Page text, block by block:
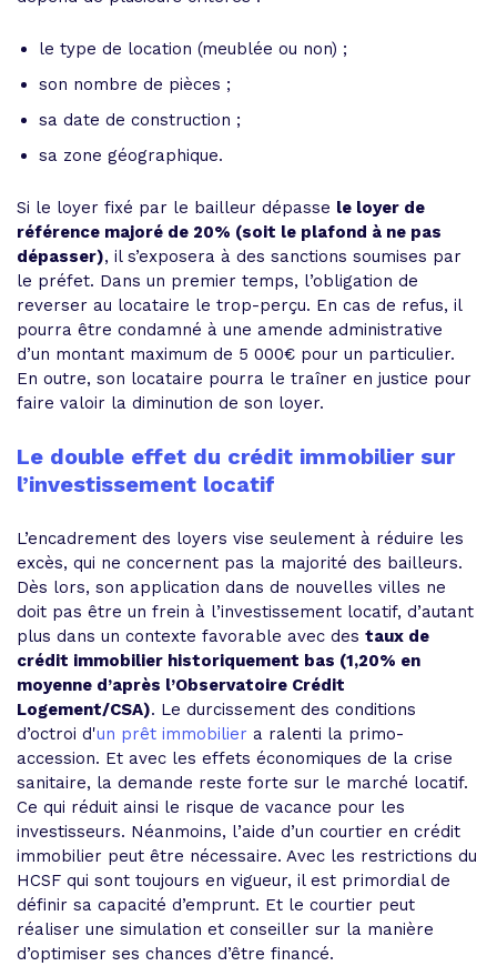
le type de location (meublée ou non) ;
son nombre de pièces ;
sa date de construction ;
sa zone géographique.
Si le loyer fixé par le bailleur dépasse le loyer de
référence majoré de 20% (soit le plafond à ne pas
dépasser), il s’exposera à des sanctions soumises par
le préfet. Dans un premier temps, l’obligation de
reverser au locataire le trop-perçu. En cas de refus, il
pourra être condamné à une amende administrative
d’un montant maximum de 5 000€ pour un particulier.
En outre, son locataire pourra le traîner en justice pour
faire valoir la diminution de son loyer.
Le double effet du crédit immobilier sur
l’investissement locatif
L’encadrement des loyers vise seulement à réduire les
excès, qui ne concernent pas la majorité des bailleurs.
Dès lors, son application dans de nouvelles villes ne
doit pas être un frein à l’investissement locatif, d’autant
plus dans un contexte favorable avec des taux de
crédit immobilier historiquement bas (1,20% en
moyenne d’après l’Observatoire Crédit
Logement/CSA). Le durcissement des conditions
d’octroi d'un prêt immobilier a ralenti la primo-
accession. Et avec les effets économiques de la crise
sanitaire, la demande reste forte sur le marché locatif.
Ce qui réduit ainsi le risque de vacance pour les
investisseurs. Néanmoins, l’aide d’un courtier en crédit
immobilier peut être nécessaire. Avec les restrictions du
HCSF qui sont toujours en vigueur, il est primordial de
définir sa capacité d’emprunt. Et le courtier peut
réaliser une simulation et conseiller sur la manière
d’optimiser ses chances d’être financé.